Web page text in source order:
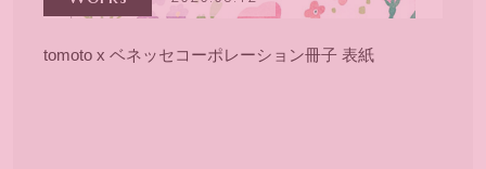
tomoto x ベネッセコーポレーション冊子 表紙